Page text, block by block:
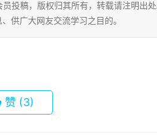
投稿，版权归其所有，转载请注明出
供广大网友交流学习之目的。
赞 (3)